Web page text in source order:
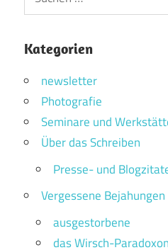
nach:
Kategorien
newsletter
Photografie
Seminare und
Über das Schreiben
Presse- und
Vergessene
ausgestorbene
das Wirsch-Paradoxon